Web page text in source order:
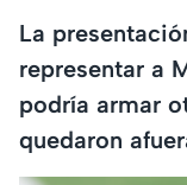
La
representar a
podría armar
quedaron